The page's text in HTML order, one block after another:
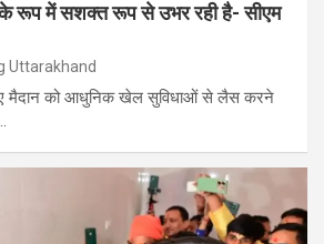
रूप में सशक्त रूप से उभर रही है- सीएम
Uttarakhand
मैदान को आधुनिक खेल सुविधाओं से लैस करने